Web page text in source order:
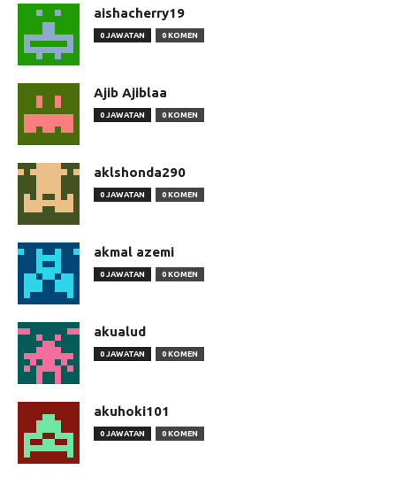
aishacherry19
0 JAWATAN 0 KOMEN
Ajib Ajiblaa
0 JAWATAN 0 KOMEN
aklshonda290
0 JAWATAN 0 KOMEN
akmal azemi
0 JAWATAN 0 KOMEN
akualud
0 JAWATAN 0 KOMEN
akuhoki101
0 JAWATAN 0 KOMEN